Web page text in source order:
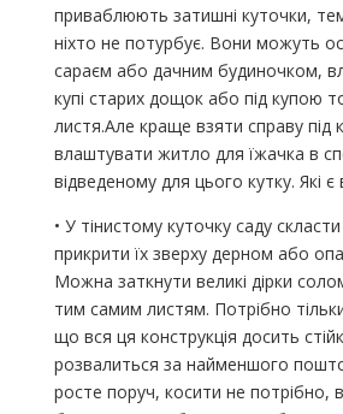
приваблюють затишні куточки,
ніхто не потурбує. Вони можуть
сараєм або дачним будиночком,
купі старих дощок або під купою
листя.Але краще взяти справу під
влаштувати житло для їжачка в
відведеному для цього кутку. Які є
• У тінистому куточку саду
прикрити їх зверху дерном або
Можна заткнути великі дірки
тим самим листям. Потрібно
що вся ця конструкція досить
розвалиться за найменшого
росте поруч, косити не потрібно,